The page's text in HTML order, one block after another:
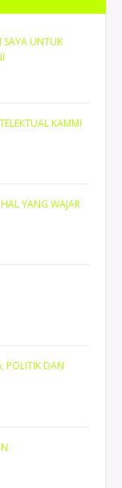
SAYA UNTUK
KAMMI
YANG WAJAR
POLITIK DAN